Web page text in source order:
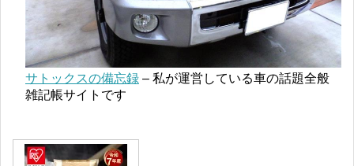
サトックスの備忘録 – 私が運営している車の話題全般
雑記帳サイトです